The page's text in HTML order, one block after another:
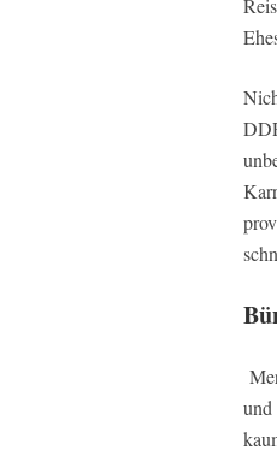
und